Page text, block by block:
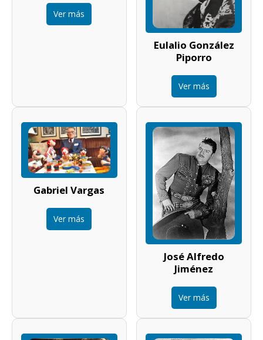
Ver más
Eulalio González
Piporro
Ver más
Gabriel Vargas
Ver más
José Alfredo
Jiménez
Ver más